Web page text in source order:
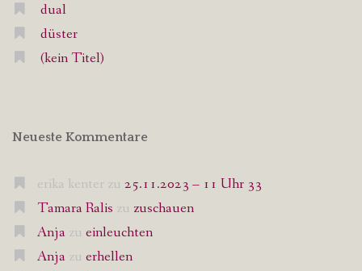
dual
düster
(kein Titel)
Neueste Kommentare
erika kenter zu 25.11.2023 – 11 Uhr 33
Tamara Ralis zu zuschauen
Anja zu einleuchten
Anja zu erhellen